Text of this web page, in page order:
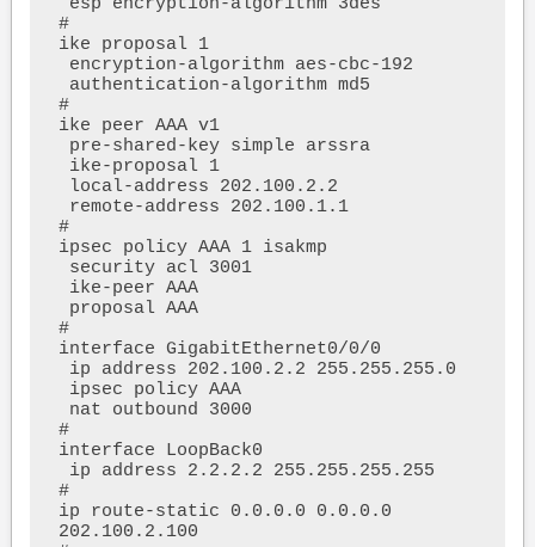
#
ike proposal 1
#
ike peer AAA v1
#
ipsec policy AAA 1 isakmp
#
interface GigabitEthernet0/0/0
#
interface LoopBack0
#
ip route-static 0.0.0.0 0.0.0.0
202.100.2.100